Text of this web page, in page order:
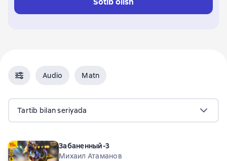
Audio Matn
Tartib bilan seriyada
Забаненный-3
Михаил Атаманов